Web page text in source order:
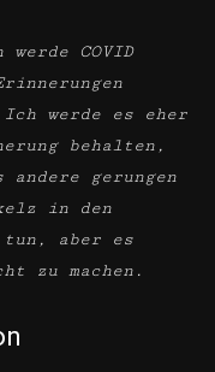
COVID
werde es eher
behalten,
gerungen
in den
aber es
zu machen.